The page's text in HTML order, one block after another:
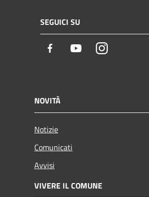
SEGUICI SU
Facebook YoutubeInstagram
NOVITÀ
Notizie
Comunicati
Avvisi
VIVERE IL COMUNE